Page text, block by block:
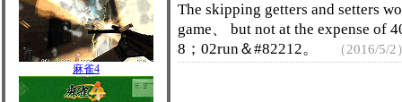
麻雀4
The skipping getters and setters
game、 but not at the expense of
8；02run＆#82212。
（2016/5/2